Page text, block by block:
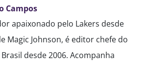
Campos
apaixonado pelo Lakers desde
Magic Johnson, é editor chefe do
Brasil desde 2006. Acompanha